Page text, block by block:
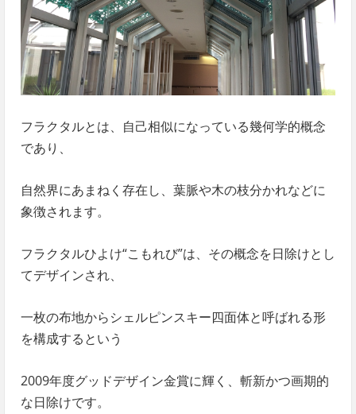
フラクタルとは、自己相似になっている幾何学的概念
であり、
自然界にあまねく存在し、葉脈や木の枝分かれなどに
象徴されます。
フラクタルひよけ“こもれび”は、その概念を日除けとし
てデザインされ、
一枚の布地からシェルピンスキー四面体と呼ばれる形
を構成するという
2009年度グッドデザイン金賞に輝く、斬新かつ画期的
な日除けです。